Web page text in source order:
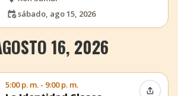
sábado, ago 15, 2026
16, 2026
5:00 p. m. - 9:00 p. m.